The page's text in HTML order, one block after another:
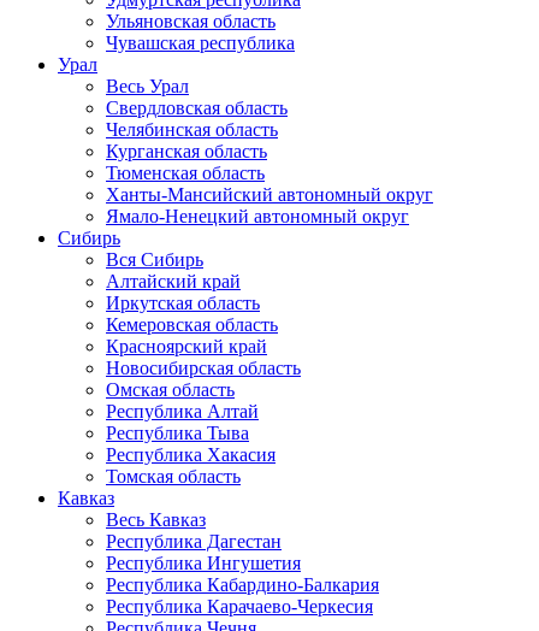
Ульяновская область
Чувашская республика
Урал
Весь Урал
Свердловская область
Челябинская область
Курганская область
Тюменская область
Ханты-Мансийский автономный округ
Ямало-Ненецкий автономный округ
Сибирь
Вся Сибирь
Алтайский край
Иркутская область
Кемеровская область
Красноярский край
Новосибирская область
Омская область
Республика Алтай
Республика Тыва
Республика Хакасия
Томская область
Кавказ
Весь Кавказ
Республика Дагестан
Республика Ингушетия
Республика Кабардино-Балкария
Республика Карачаево-Черкесия